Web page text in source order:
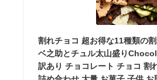
割れチョコ 超お得な11種類の
ベ之助とチュル太山盛り
訳あり チョコレート チョコ 割